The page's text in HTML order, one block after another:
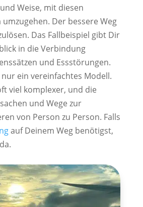
Weise, mit diesen
umzugehen. Der bessere Weg
Das Fallbeispiel gibt Dir
in die Verbindung
und Essstörungen.
ein vereinfachtes Modell.
viel komplexer, und die
und Wege zur
von Person zu Person. Falls
auf Deinem Weg benötigst,